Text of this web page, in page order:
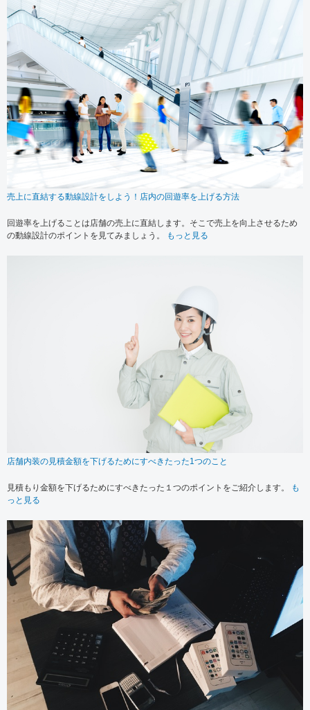
売上に直結する動線設計をしよう！店内の回遊率を上げる方法
回遊率を上げることは店舗の売上に直結します。そこで売上を向上させるため
の動線設計のポイントを見てみましょう。
もっと見る
店舗内装の見積金額を下げるためにすべきたった1つのこと
見積もり金額を下げるためにすべきたった１つのポイントをご紹介します。
も
っと見る